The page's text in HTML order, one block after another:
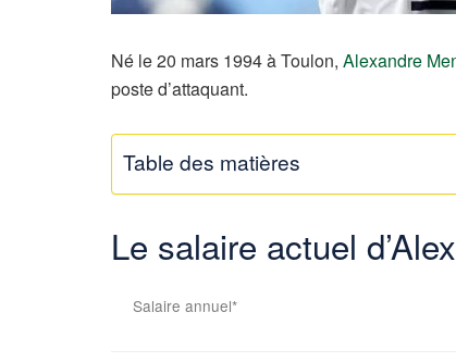
Né le 20 mars 1994 à Toulon, Alexandre
poste d’attaquant.
Table des matières
Le salaire actuel
Salaire annuel*